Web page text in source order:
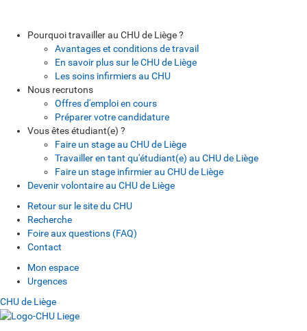
Pourquoi travailler au CHU de Liège ?
Avantages et conditions de travail
En savoir plus sur le CHU de Liège
Les soins infirmiers au CHU
Nous recrutons
Offres d'emploi en cours
Préparer votre candidature
Vous êtes étudiant(e) ?
Faire un stage au CHU de Liège
Travailler en tant qu'étudiant(e) au CHU de Liège
Faire un stage infirmier au CHU de Liège
Devenir volontaire au CHU de Liège
Retour sur le site du CHU
Recherche
Foire aux questions (FAQ)
Contact
Mon espace
Urgences
CHU de Liège